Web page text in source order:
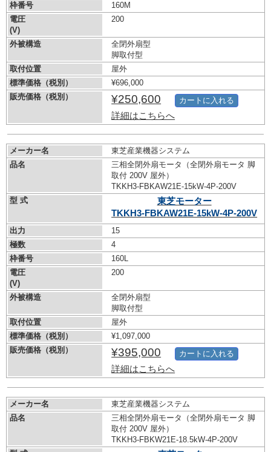
枠番号
160M
電圧
(V)
200
外被構造
全閉外扇型
脚取付型
取付位置
屋外
標準価格（税別）
¥696,000
販売価格（税別）
¥250,600
詳細はこちらへ
カートに入れる
メーカー名
東芝産業機器システム
品名
三相全閉外扇モータ（全閉外扇モータ 脚
取付 200V 屋外）
TKKH3-FBKAW21E-15kW-4P-200V
型 式
東芝モーター
TKKH3-FBKAW21E-15kW-4P-200V
出力
15
極数
4
枠番号
160L
電圧
(V)
200
外被構造
全閉外扇型
脚取付型
取付位置
屋外
標準価格（税別）
¥1,097,000
販売価格（税別）
¥395,000
詳細はこちらへ
カートに入れる
メーカー名
東芝産業機器システム
品名
三相全閉外扇モータ（全閉外扇モータ 脚
取付 200V 屋外）
TKKH3-FBKW21E-18.5kW-4P-200V